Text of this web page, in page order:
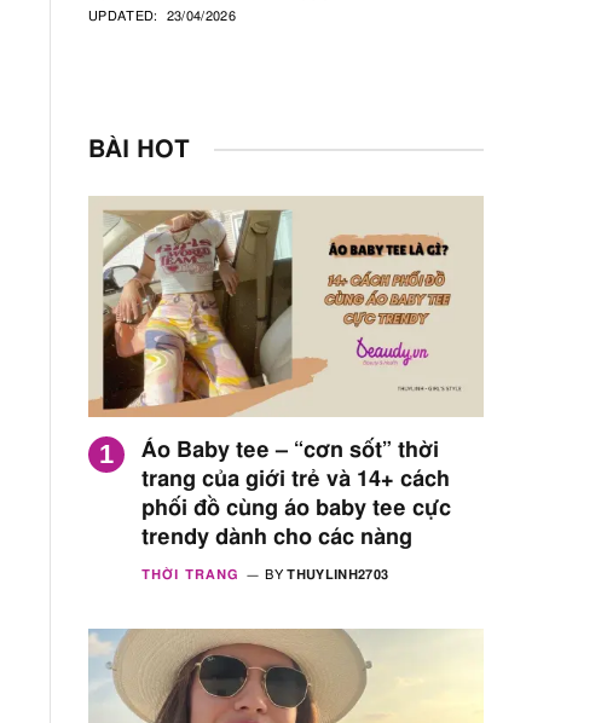
UPDATED:
23/04/2026
BÀI HOT
Áo Baby tee – “cơn sốt” thời
trang của giới trẻ và 14+ cách
phối đồ cùng áo baby tee cực
trendy dành cho các nàng
THỜI TRANG BY THUYLINH2703